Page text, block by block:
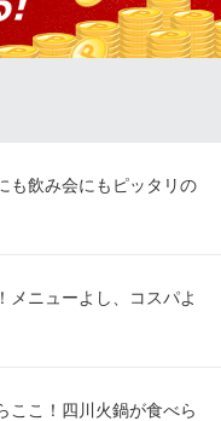
び 御徒町店
も飲み会にもピッタリの
メニューよし、コスパよ
ここ！四川火鍋が食べら